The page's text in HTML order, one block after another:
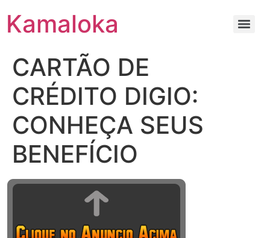
Kamaloka
CARTÃO DE
CRÉDITO DIGIO:
CONHEÇA SEUS
BENEFÍCIO